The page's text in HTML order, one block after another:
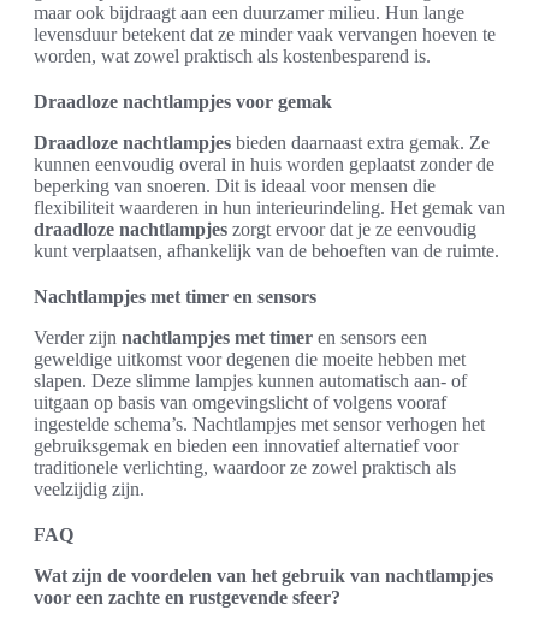
maar ook bijdraagt aan een duurzamer milieu. Hun lange
levensduur betekent dat ze minder vaak vervangen hoeven te
worden, wat zowel praktisch als kostenbesparend is.
Draadloze nachtlampjes voor gemak
Draadloze nachtlampjes bieden daarnaast extra gemak. Ze
kunnen eenvoudig overal in huis worden geplaatst zonder de
beperking van snoeren. Dit is ideaal voor mensen die
flexibiliteit waarderen in hun interieurindeling. Het gemak van
draadloze nachtlampjes zorgt ervoor dat je ze eenvoudig
kunt verplaatsen, afhankelijk van de behoeften van de ruimte.
Nachtlampjes met timer en sensors
Verder zijn nachtlampjes met timer en sensors een
geweldige uitkomst voor degenen die moeite hebben met
slapen. Deze slimme lampjes kunnen automatisch aan- of
uitgaan op basis van omgevingslicht of volgens vooraf
ingestelde schema’s. Nachtlampjes met sensor verhogen het
gebruiksgemak en bieden een innovatief alternatief voor
traditionele verlichting, waardoor ze zowel praktisch als
veelzijdig zijn.
FAQ
Wat zijn de voordelen van het gebruik van nachtlampjes
voor een zachte en rustgevende sfeer?